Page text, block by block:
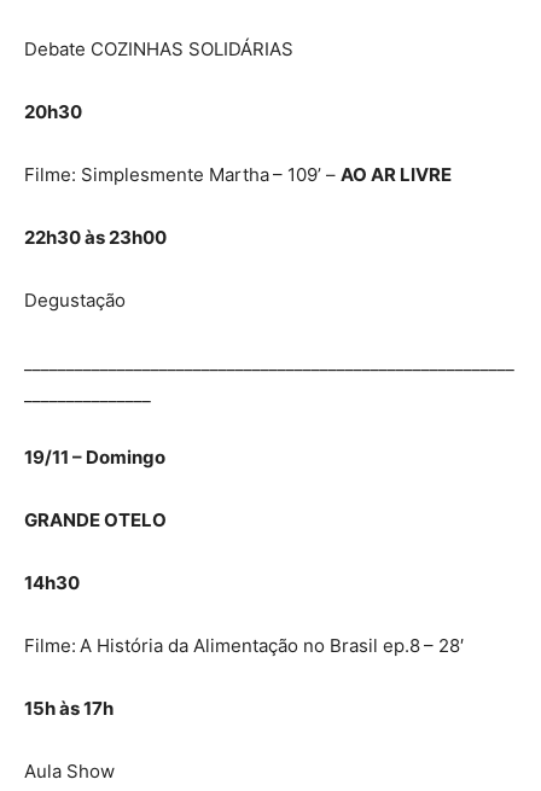
Debate COZINHAS SOLIDÁRIAS
20h30
Filme: Simplesmente Martha– 109’ – AO AR LIVRE
22h30 às 23h00
Degustação
19/11 – Domingo
GRANDE OTELO
14h30
Filme: A História da Alimentação no Brasil ep.8– 28′
15h às 17h
Aula Show